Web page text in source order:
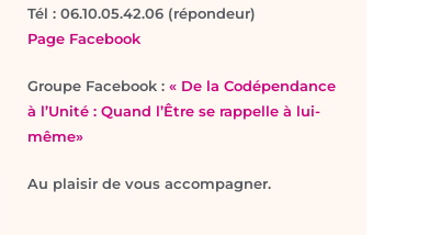
Tél : 06.10.05.42.06 (répondeur)
Page Facebook
Groupe Facebook :« De la Codépendance
à l’Unité : Quand l’Être se rappelle à lui-
même»
Au plaisir de vous accompagner.